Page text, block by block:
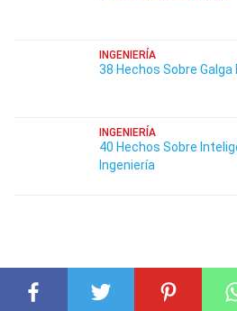
INGENIERÍA
38 Hechos Sobre
INGENIERÍA
40 Hechos Sobre
Ingeniería
HECHOS